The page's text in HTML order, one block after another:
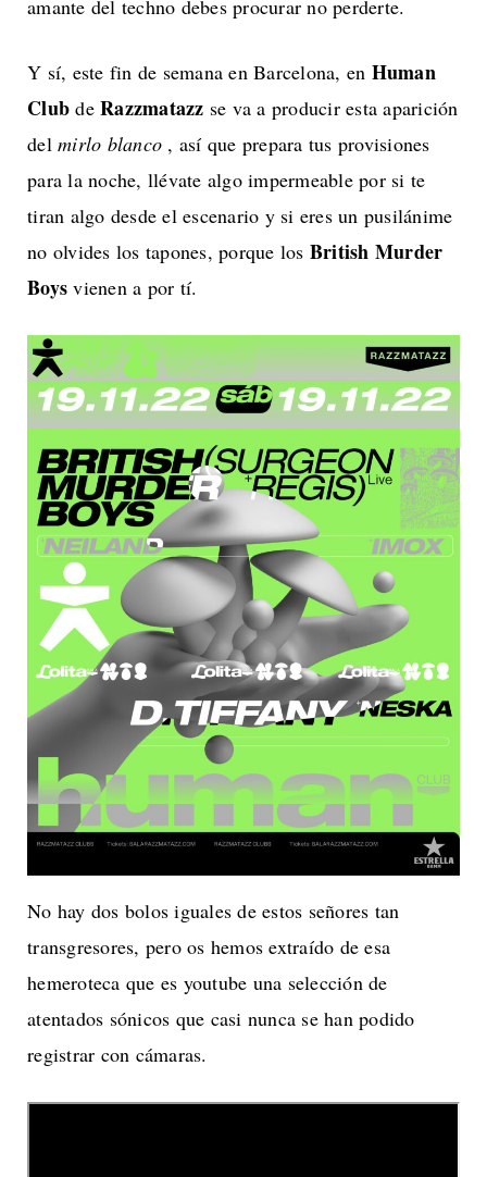
amante del techno debes procurar no perderte.
Y sí, este fin de semana en Barcelona, en Human
Club de Razzmatazz se va a producir esta aparición
del mirlo blanco , así que prepara tus provisiones
para la noche, llévate algo impermeable por si te
tiran algo desde el escenario y si eres un pusilánime
no olvides los tapones, porque los British Murder
Boys vienen a por tí.
No hay dos bolos iguales de estos señores tan
transgresores, pero os hemos extraído de esa
hemeroteca que es youtube una selección de
atentados sónicos que casi nunca se han podido
registrar con cámaras.